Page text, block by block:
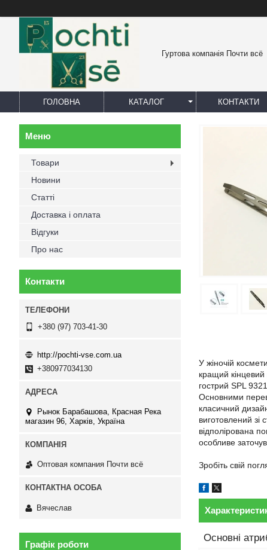
Гуртова компанія Почти всё
ГОЛОВНА КАТАЛОГ КОНТАКТИ
У жіночій
кращий кінцевий
гострий SPL
Основними
класичний
виготовлений зі
відполірована
особливе
Зробіть свій
Основні
Товари
Новини
Статті
Доставка і оплата
Відгуки
Про нас
Контакти
+380 (97) 703-41-30
http://pochti-vse.com.ua
+380977034130
Рынок Барабашова, Красная Река
магазин 96, Харків, Україна
Оптовая компания Почти всё
Вячеслав
Графік роботи